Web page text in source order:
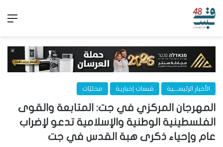
الأخبار الرئيســـية قبسات إخبارية محليّات
المهرجان المركزي في جت: المتابعة والقوى
الفلسطينية الوطنية والإسلامية تدعو لإضراب
عام وإحياء ذكرى هبة القدس في جت